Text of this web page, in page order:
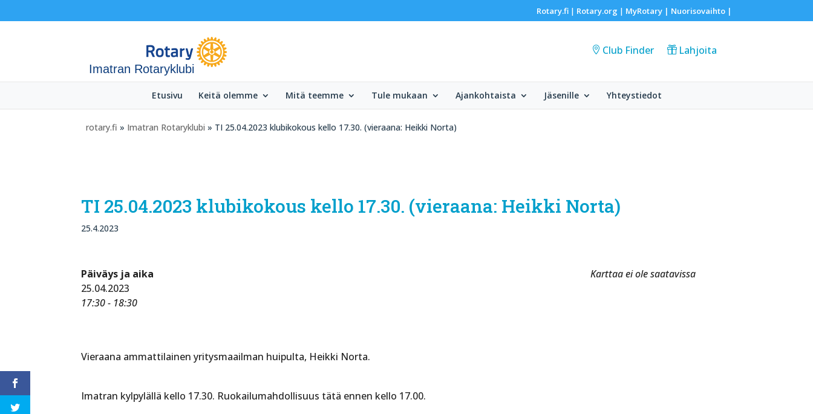
Rotary.fi| Rotary.org | MyRotary | Nuorisovaihto|
Imatran Rotaryklubi
Club Finder Lahjoita
Etusivu Keitä olemme Mitä teemme Tule mukaan Ajankohtaista Jäsenille Yhteystiedot
rotary.fi » Imatran Rotaryklubi » TI 25.04.2023 klubikokous kello 17.30. (vieraana: Heikki Norta)
TI 25.04.2023 klubikokous kello 17.30. (vieraana: Heikki Norta)
25.4.2023
Karttaa ei ole saatavissa
Päiväys ja aika
25.04.2023
17:30 - 18:30
Vieraana ammattilainen yritysmaailman huipulta, Heikki Norta.
Imatran kylpylällä kello 17.30. Ruokailumahdollisuus tätä ennen kello 17.00.